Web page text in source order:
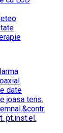
date
joasa tens.
pt.inst.el.